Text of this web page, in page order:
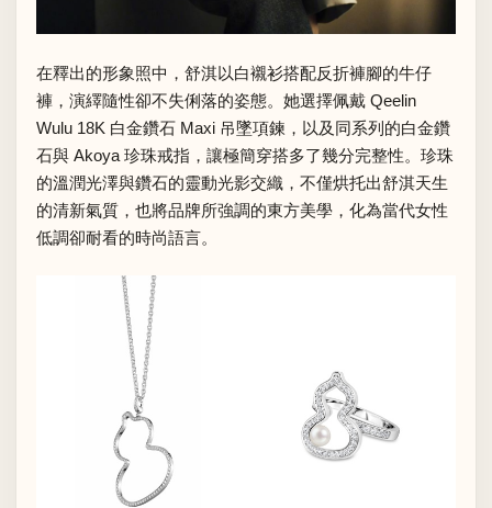
在釋出的形象照中，舒淇以白襯衫搭配反折褲腳的牛仔
褲，演繹隨性卻不失俐落的姿態。她選擇佩戴 Qeelin
Wulu 18K 白金鑽石 Maxi 吊墜項鍊，以及同系列的白金鑽
石與 Akoya 珍珠戒指，讓極簡穿搭多了幾分完整性。珍珠
的溫潤光澤與鑽石的靈動光影交織，不僅烘托出舒淇天生
的清新氣質，也將品牌所強調的東方美學，化為當代女性
低調卻耐看的時尚語言。